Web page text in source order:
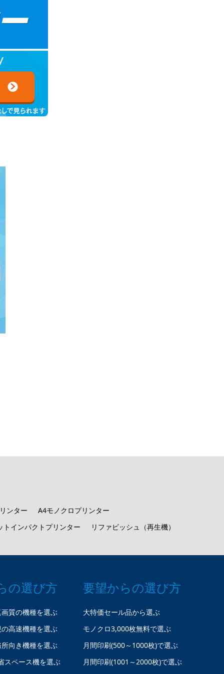
ンター
A4モノクロプリンター
トインパクトプリンター
リファビッシュ（再生機）
の選び方
質の機種を選ぶ
高速機種を選ぶ
向き機種を選ぶ
スペース機を選ぶ
要望からの選び方
大特価セール品から選ぶ
モノクロ3,000枚無料で選ぶ
月間印刷(500～1000枚)で選ぶ
月間印刷(1001～2000枚)で選ぶ